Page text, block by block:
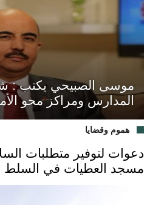
موسى الصبيحي يكتب :
المدارس ومراكز محو
هموم وقضايا
دعوات لتوفير متطلبات
مسجد العطيات في السلط